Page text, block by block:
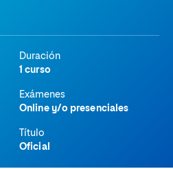
Duración
1 curso
Exámenes
Online y/o presenciales
Título
Oficial